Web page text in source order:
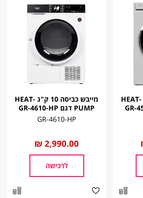
מייבש כביסה 10 ק"ג HEAT-
מייבש כביסה 10 ק"ג HEAT-
PUMP דגם GR-4610-HP
GR-4610-HP
החל
מ
2,990.00 ₪
לרכישה